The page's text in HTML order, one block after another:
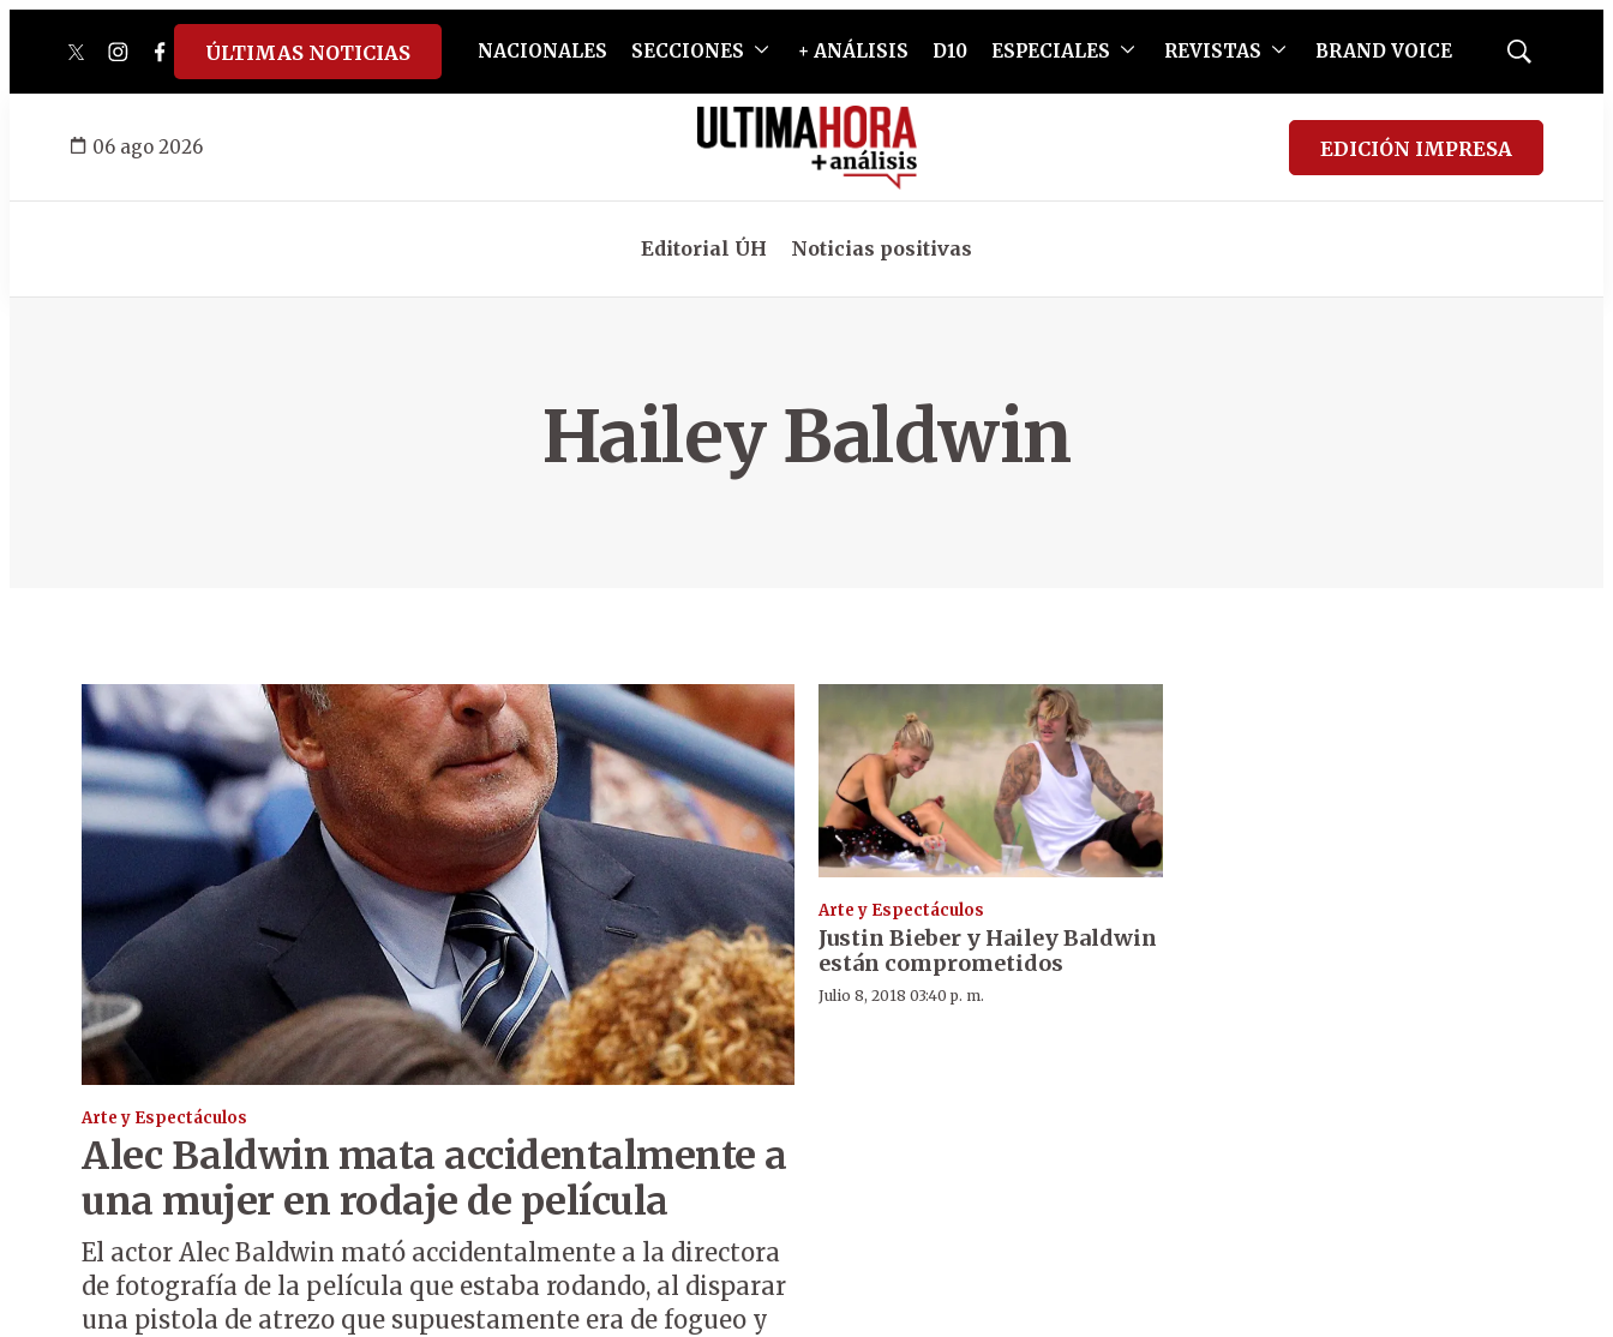
twitterinstagram
facebook
tiktokyoutube
spotify
ÚLTIMAS NOTICIAS NACIONALES SECCIONES + ANÁLISIS D10 ESPECIALES REVISTAS BRAND VOICE
Mostrar
06 ago 2026 EDICIÓN IMPRESA
Editorial ÚH Noticias positivas
Hailey Baldwin
Arte y Espectáculos
Alec Baldwin mata accidentalmente a
una mujer en rodaje de película
El actor Alec Baldwin mató accidentalmente a la directora
de fotografía de la película que estaba rodando, al disparar
una pistola de atrezo que supuestamente era de fogueo y
Arte y Espectáculos
Justin Bieber y Hailey Baldwin
están comprometidos
Julio 8, 2018 03:40 p. m.